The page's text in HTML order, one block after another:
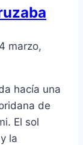
marzo,
hací­a una
de
El sol
la